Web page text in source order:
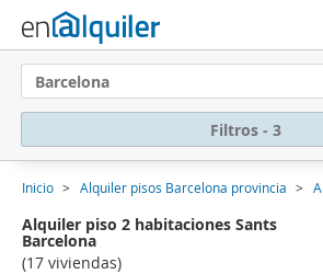
Barcelona
Filtros - 3
Inicio Alquiler pisos Barcelona provincia
Alquiler piso 2 habitaciones Sants
Barcelona
(17 viviendas)